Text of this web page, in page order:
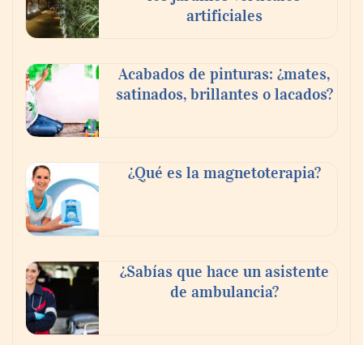
experiencia desde mediodía hasta el
anochecer con cocina abierta
El nuevo mapa de zonas tensionadas abre
artificiales
Acabados de pinturas: ¿mates,
satinados, brillantes o lacados?
¿Qué es la magnetoterapia?
¿Sabías que hace un asistente
de ambulancia?